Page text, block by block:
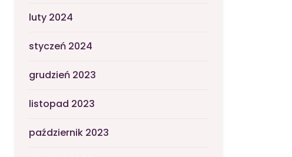
luty 2024
styczeń 2024
grudzień 2023
listopad 2023
październik 2023